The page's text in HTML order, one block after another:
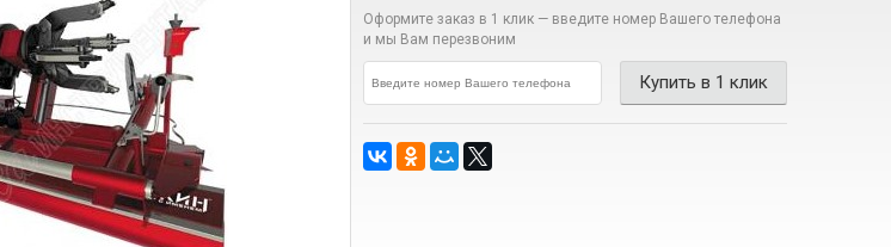
Оформите заказ в 1 клик — введите номер Вашего телефона
и мы Вам перезвоним